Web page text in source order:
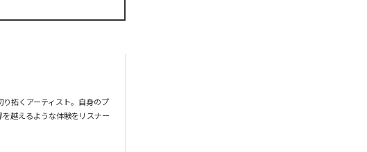
拓くアーティスト。自身のプ
を越えるような体験をリスナー